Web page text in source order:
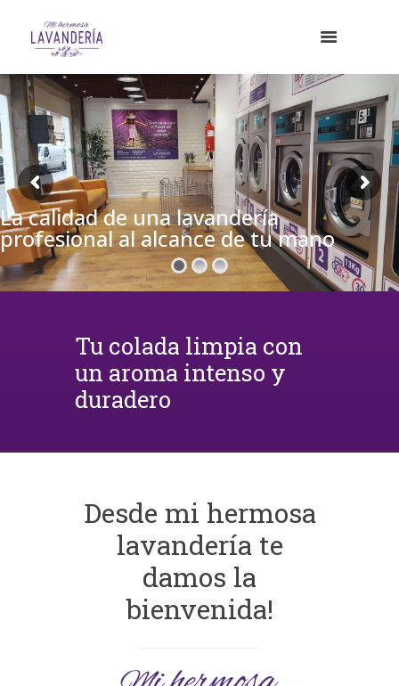
La calidad de una lavandería
profesional al alcance de tu mano
Tu colada limpia con
un aroma intenso y
duradero
Desde mi hermosa
lavandería te
damos la
bienvenida!